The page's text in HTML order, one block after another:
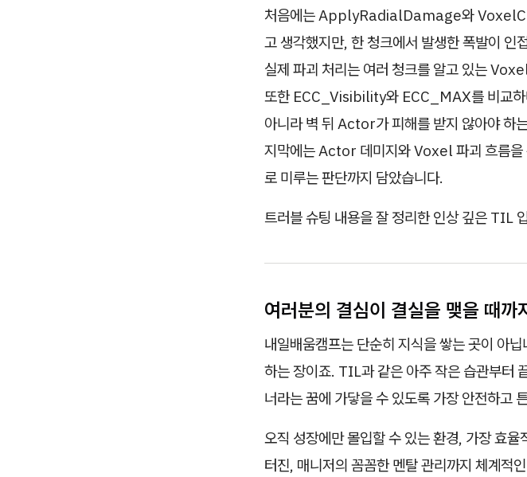
처음에는 ApplyRadialDamage와
고 생각했지만, 한 청크에서 발생한 폭발이 인
실제 파괴 처리는 여러 청크를 알고 있는
또한 ECC_Visibility와 ECC_MAX를 비교하
아니라 벽 뒤 Actor가 피해를 받지 않아야 하
지막에는 Actor 데미지와 Voxel 파괴 흐름을
로 미루는 판단까지 담았습니다.
트러블 슈팅 내용을 잘 정리한 인상 깊은 TIL
여러분의 결심이 결실을 맺을 때
내일배움캠프는 단순히 지식을 쌓는 곳이 아
하는 장이죠. TIL과 같은 아주 작은 습관부터
너라는 꿈에 가닿을 수 있도록 가장 안전하고
오직 성장에만 몰입할 수 있는 환경, 가장 효
터진, 매니저의 꼼꼼한 멘탈 관리까지 체계적